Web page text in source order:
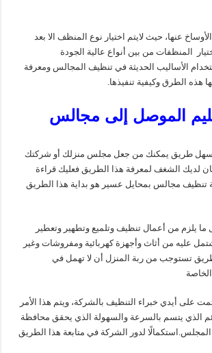
عنها، حيث لايتم اختيار نوع المنظف الا بعد
المنظفات من بين أنواع عالية الجودة
الأساليب الحديثة في تنظيف المجالس ومعرفة
هذه الطرق وكيفية تنفيذها.
الموصل إلى مجالس
طريق يمكنك من جعل مجلس منزلك أو شركتك
لديك الشغف لمعرفة هذا الطريق فعليك قراءة
تنظيف مجالس بمحايل عسير هو بداية هذا الطريق
ما يلزم من أعمال تنظيف وتلميع وتطهير وتعطير
عليه من أثاث وأجهزة كهربائية ومفروشات وغير
تستوجب من ربة المنزل أن لا تهمل في
على أيدي خبراء التنظيف بالشركة، ويتم هذا الأمر
الذي يتسم بالسرعة والسهولة
الذي يحقق محافظة
المجلس.
استكمالًا لدور الشركة في متابعة هذا الطريق